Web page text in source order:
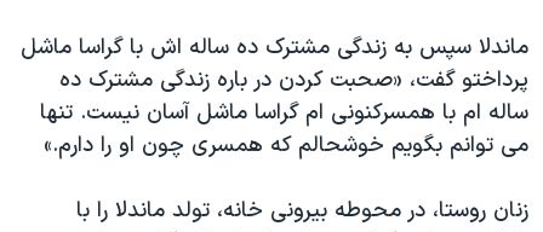
اسرائیل در جنگ
نرگس محمدی برنده جایزه نوبل صلح
همایش محافظه‌کاران آمریکا «سی‌پک»
ماندلا سپس به زندگی مشترک ده ساله اش با گراسا ماشل
پرداختو گفت، «صحبت کردن در باره زندگی مشترک ده
ساله ام با همسرکنونی ام گراسا ماشل آسان نیست. تنها
می توانم بگویم خوشحالم که همسری چون او را دارم.»
زنان روستا، در محوطه بیرونی خانه، تولد ماندلا را با